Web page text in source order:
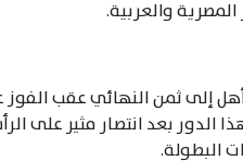
إلى ثمن النهائي عقب الفوز
الدور بعد انتصار مثير على
البطولة.